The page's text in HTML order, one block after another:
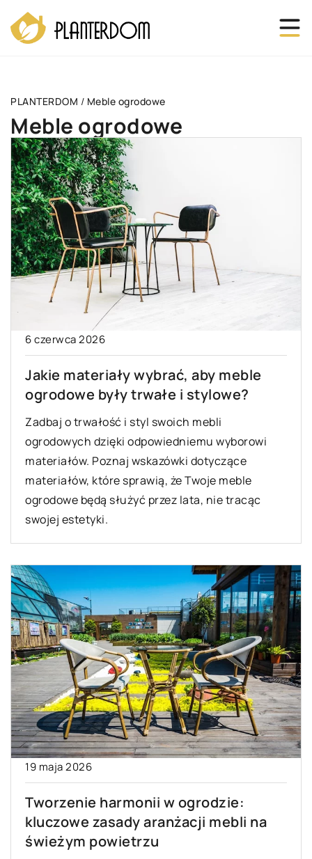
PLANTERDOM / Meble ogrodowe
Meble ogrodowe
6 czerwca 2026
Jakie materiały wybrać, aby meble
ogrodowe były trwałe i stylowe?
Zadbaj o trwałość i styl swoich mebli
ogrodowych dzięki odpowiedniemu wyborowi
materiałów. Poznaj wskazówki dotyczące
materiałów, które sprawią, że Twoje meble
ogrodowe będą służyć przez lata, nie tracąc
swojej estetyki.
19 maja 2026
Tworzenie harmonii w ogrodzie:
kluczowe zasady aranżacji mebli na
świeżym powietrzu